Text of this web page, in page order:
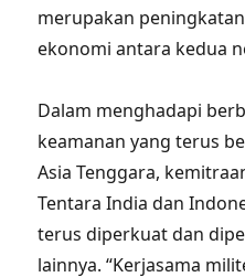
merupakan
ekonomi antara kedua
Dalam menghadapi
keamanan yang terus
Asia Tenggara,
Tentara India dan
terus diperkuat dan
lainnya. “Kerjasama